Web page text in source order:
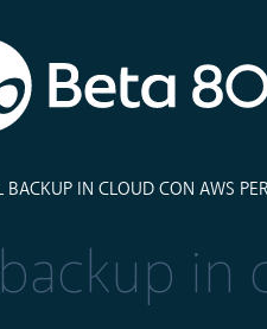
BACKUP IN CLOUD CON AWS
in